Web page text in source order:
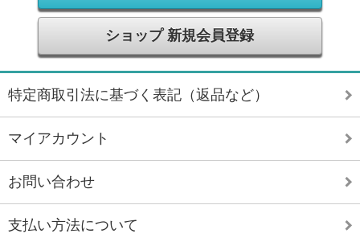
ショップ 新規会員登録
特定商取引法に基づく表記（返品など）
マイアカウント
お問い合わせ
支払い方法について